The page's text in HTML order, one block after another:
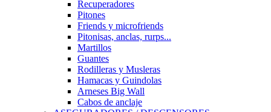
Recuperadores
Pitones
Friends y microfriends
Pitonisas, anclas, rurps...
Martillos
Guantes
Rodilleras y Musleras
Hamacas y Guindolas
Arneses Big Wall
Cabos de anclaje